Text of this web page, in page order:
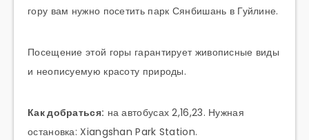
гору вам нужно посетить парк Сянбишань в Гуйлине.
Посещение этой горы гарантирует живописные виды
и неописуемую красоту природы.
Как добраться: на автобусах 2,16,23. Нужная
остановка: Xiangshan Park Station.